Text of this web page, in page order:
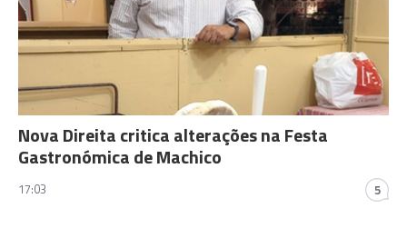
Nova Direita critica alterações na Festa
Gastronómica de Machico
17:03 5